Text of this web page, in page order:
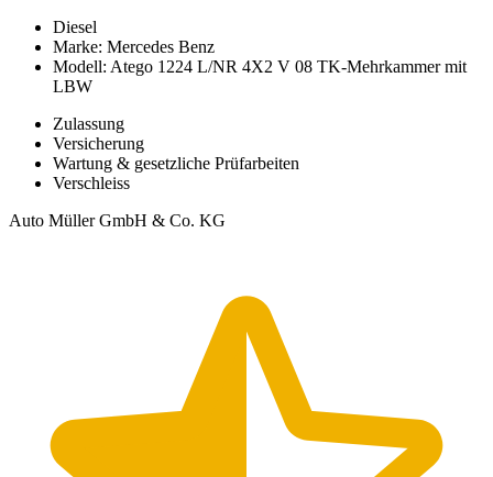
Diesel
Marke: Mercedes Benz
Modell: Atego 1224 L/NR 4X2 V 08 TK-Mehrkammer mit
LBW
Zulassung
Versicherung
Wartung & gesetzliche Prüfarbeiten
Verschleiss
Auto Müller GmbH & Co. KG